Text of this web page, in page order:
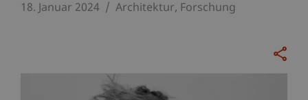
18. Januar 2024 Architektur Forschung